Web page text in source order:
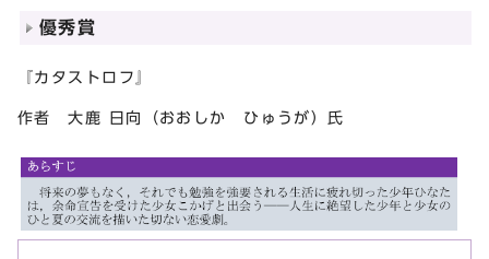
優秀賞
『カタストロフ』
作者 大鹿 日向（おおしか ひゅうが）氏